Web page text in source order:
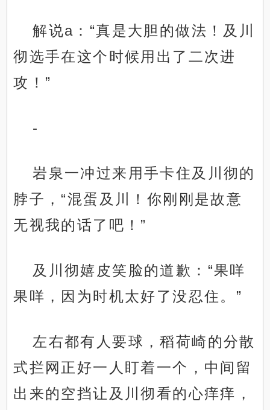
解说a：“真是大胆的做法！及川
彻选手在这个时候用出了二次进
攻！”
-
岩泉一冲过来用手卡住及川彻的
脖子，“混蛋及川！你刚刚是故意
无视我的话了吧！”
及川彻嬉皮笑脸的道歉：“果咩
果咩，因为时机太好了没忍住。”
左右都有人要球，稻荷崎的分散
式拦网正好一人盯着一个，中间留
出来的空挡让及川彻看的心痒痒，